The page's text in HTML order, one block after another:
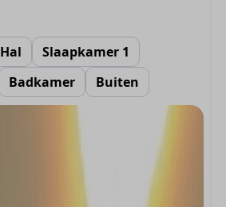
Hal
Slaapkamer 1
Badkamer Buiten